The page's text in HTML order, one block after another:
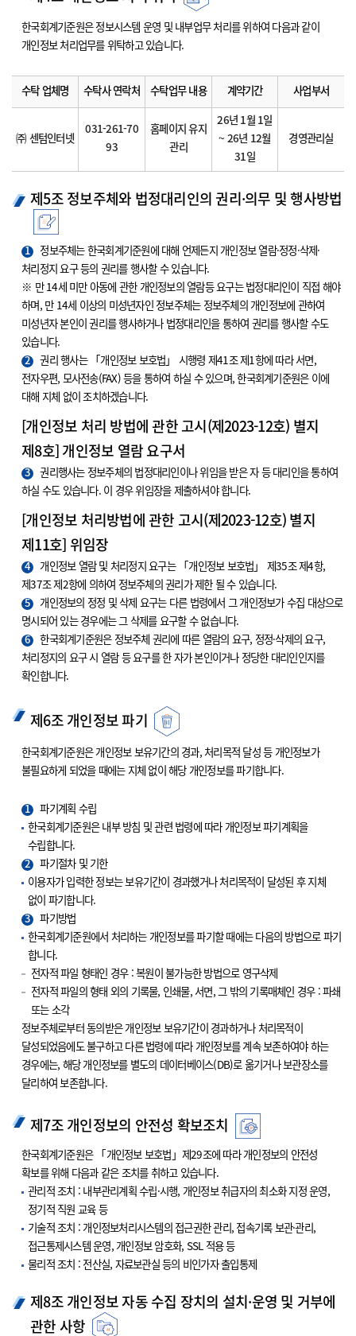
한국회계기준원은 정보시스템 운영 및 내부업무 처리를 위하여 다음과 같이
개인정보 처리업무를 위탁하고 있습니다.
수탁 업체명 수탁사 연락처 수탁업무 내용 계약기간 사업부서
㈜ 센텀인터넷
031-261-70
93
홈페이지 유지
관리
26년 1월 1일
~ 26년 12월
31일
경영관리실
제5조 정보주체와 법정대리인의 권리·의무 및 행사방법
1
정보주체는 한국회계기준원에 대해 언제든지 개인정보 열람·정정·삭제·
처리정지 요구 등의 권리를 행사할 수 있습니다.
※ 만 14세 미만 아동에 관한 개인정보의 열람등 요구는 법정대리인이 직접 해야
하며, 만 14세 이상의 미성년자인 정보주체는 정보주체의 개인정보에 관하여
미성년자 본인이 권리를 행사하거나 법정대리인을 통하여 권리를 행사할 수도
있습니다.
2
권리 행사는 「개인정보 보호법」 시행령 제41조 제1항에 따라 서면,
전자우편, 모사전송(FAX) 등을 통하여 하실 수 있으며, 한국회계기준원은 이에
대해 지체 없이 조치하겠습니다.
[개인정보 처리 방법에 관한 고시(제2023-12호) 별지
제8호] 개인정보 열람 요구서
3
권리행사는 정보주체의 법정대리인이나 위임을 받은 자 등 대리인을 통하여
하실 수도 있습니다. 이 경우 위임장을 제출하셔야 합니다.
[개인정보 처리방법에 관한 고시(제2023-12호) 별지
제11호] 위임장
4
개인정보 열람 및 처리정지 요구는 「개인정보 보호법」 제35조 제4항,
제37조 제2항에 의하여 정보주체의 권리가 제한 될 수 있습니다.
5
개인정보의 정정 및 삭제 요구는 다른 법령에서 그 개인정보가 수집 대상으로
명시되어 있는 경우에는 그 삭제를 요구할 수 없습니다.
6
한국회계기준원은 정보주체 권리에 따른 열람의 요구, 정정·삭제의 요구,
처리정지의 요구 시 열람 등 요구를 한 자가 본인이거나 정당한 대리인인지를
확인합니다.
제6조 개인정보 파기
한국회계기준원은 개인정보 보유기간의 경과, 처리목적 달성 등 개인정보가
불필요하게 되었을 때에는 지체 없이 해당 개인정보를 파기합니다.
1
파기계획 수립
한국회계기준원은 내부 방침 및 관련 법령에 따라 개인정보 파기계획을
수립합니다.
2
파기절차 및 기한
이용자가 입력한 정보는 보유기간이 경과했거나 처리목적이 달성된 후 지체
없이 파기합니다.
3
파기방법
한국회계기준원에서 처리하는 개인정보를 파기할 때에는 다음의 방법으로 파기
합니다.
전자적 파일 형태인 경우 : 복원이 불가능한 방법으로 영구삭제
전자적 파일의 형태 외의 기록물, 인쇄물, 서면, 그 밖의 기록매체인 경우 : 파쇄
또는 소각
정보주체로부터 동의받은 개인정보 보유기간이 경과하거나 처리목적이
달성되었음에도 불구하고 다른 법령에 따라 개인정보를 계속 보존하여야 하는
경우에는, 해당 개인정보를 별도의 데이터베이스(DB)로 옮기거나 보관장소를
달리하여 보존합니다.
제7조 개인정보의 안전성 확보조치
한국회계기준원은 「개인정보 보호법」제29조에 따라 개인정보의 안전성
확보를 위해 다음과 같은 조치를 취하고 있습니다.
관리적 조치 : 내부관리계획 수립·시행, 개인정보 취급자의 최소화 지정 운영,
정기적 직원 교육 등
기술적 조치 : 개인정보처리시스템의 접근권한 관리, 접속기록 보관·관리,
접근통제시스템 운영, 개인정보 암호화, SSL 적용 등
물리적 조치 : 전산실, 자료보관실 등의 비인가자 출입통제
제8조 개인정보 자동 수집 장치의 설치·운영 및 거부에
관한 사항